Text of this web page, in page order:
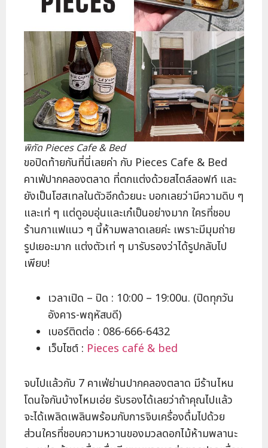
พิกัด Pieces Cafe & Bed
ขอปิดท้ายกันที่นี่เลยค่า กับ Pieces Cafe & Bed
คาเฟ่ปากคลองตลาด ที่ตกแต่งด้วยสไตล์ลอฟท์ และ
ยังเป็นโฮสเทลในตัวอีกด้วยนะ บอกเลยว่ามีความดิบ ๆ
และเท่ ๆ แต่ดูอบอุ่นและเก๋เป็นอย่างมาก ใครที่ชอบ
ร้านกาแฟแนว ๆ นี้ห้ามพลาดเลยค่ะ เพราะมีมุมถ่าย
รูปเยอะมาก แต่งตัวเท่ ๆ มารับรองว่าได้รูปกลับไป
เพียบ!
เวลาเปิด – ปิด : 10:00 – 19:00น. (ปิดทุกวัน
อังคาร-พฤหัสบดี)
เบอร์ติดต่อ : 086-666-6432
เว็บไซต์ : Pieces café & bed
จบไปแล้วกับ 7 คาเฟ่ย่านปากคลองตลาด มีร้านไหน
โดนใจกันบ้างไหมเอ่ย รับรองได้เลยว่าถ้าคุณไปแล้ว
จะได้เพลิดเพลินพร้อมกับการจิบเครื่องดื่มไปด้วย
ส่วนใครที่ชอบความหวานของมวลดอกไม้ห้ามพลานะ